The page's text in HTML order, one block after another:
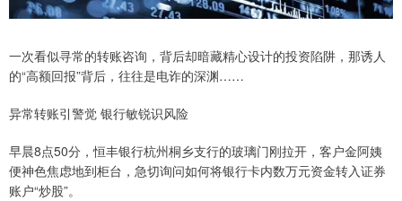
一次看似寻常的转账咨询，背后却暗藏精心设计的投资陷阱，那诱人
的“高额回报”背后，往往是电诈的深渊……
异常转账引警觉 银行敏锐识风险
早晨8点50分，恒丰银行杭州桐乡支行的玻璃门刚拉开，客户金阿姨
便神色焦虑地到柜台，急切询问如何将银行卡内数万元资金转入证券
账户“炒股”。